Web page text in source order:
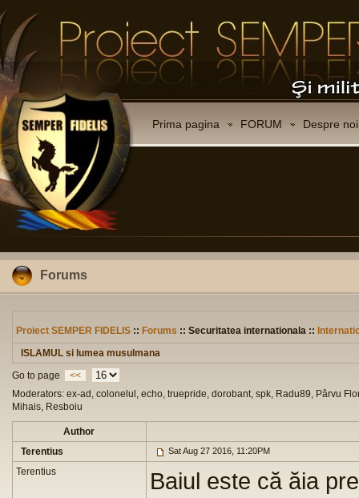
Prima pagina FORUM Despre noi
Forums
Proiect SEMPER FIDELIS :: Forums :: Securitatea internationala ::
ISLAMUL si lumea musulmana
Go to page
<<
Moderators: ex-ad, colonelul, echo, truepride, dorobant, spk, Radu89, Pârvu
Mihais, Resboiu
Author
Terentius
Sat Aug 27 2016, 11:20PM
Terentius
Baiul este că ăia